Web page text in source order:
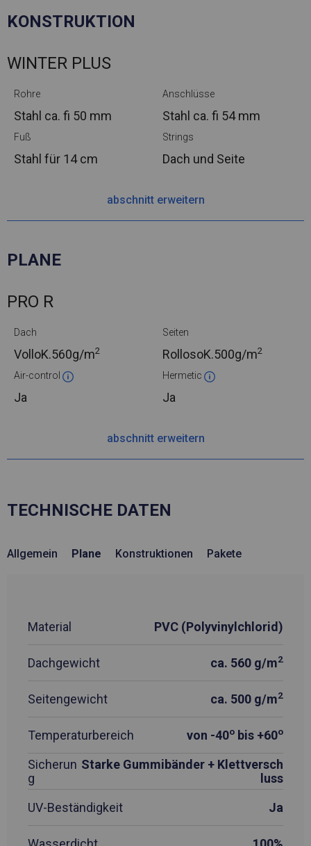
KONSTRUKTION
WINTER PLUS
Rohre
Stahl ca. fi 50 mm
Anschlüsse
Stahl ca. fi 54 mm
Fuß
Stahl für 14 cm
Strings
Dach und Seite
abschnitt erweitern
PLANE
PRO R
Dach
VolloK.560g/m2
Seiten
RollosoK.500g/m2
Air-control
Ja
Hermetic
Ja
abschnitt erweitern
TECHNISCHE DATEN
Allgemein Plane Konstruktionen Pakete
Material PVC (Polyvinylchlorid)
Dachgewicht ca. 560 g/m2
Seitengewicht ca. 500 g/m2
Temperaturbereich von -40o bis +60o
Sicherun
g
Starke Gummibänder + Klettversch
luss
UV-Beständigkeit
Ja